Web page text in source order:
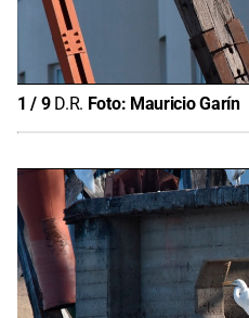
1 / 9 D.R. Foto: Mauricio Garín